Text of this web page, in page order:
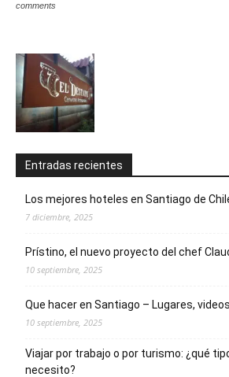
comments
Entradas recientes
Los mejores hoteles en Santiago de
7 diciembre, 2025
Prístino, el nuevo proyecto del chef
10 septiembre, 2025
Que hacer en Santiago – Lugares,
10 septiembre, 2025
Viajar por trabajo o por turismo: ¿qué
necesito?